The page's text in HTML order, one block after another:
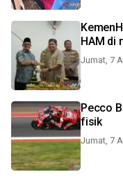
HAM di
Jumat, 7
Pecco
fisik
Jumat, 7